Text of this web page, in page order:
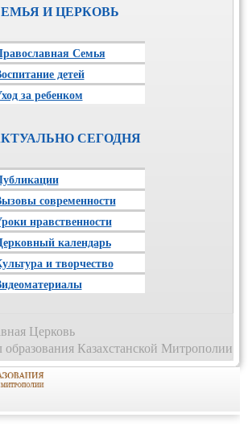
И ЦЕРКОВЬ
Семья
детей
за ребенком
СЕГОДНЯ
современности
нравственности
календарь
и творчество
Церковь
образования Казахстанской Митрополии